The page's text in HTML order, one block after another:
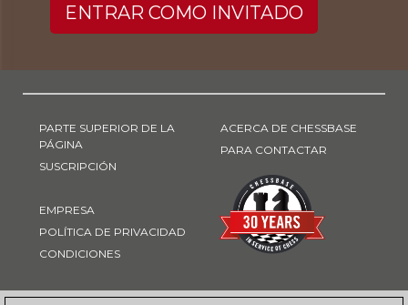
ENTRAR COMO INVITADO
PARTE SUPERIOR DE LA
PÁGINA
SUSCRIPCIÓN
EMPRESA
POLÍTICA DE PRIVACIDAD
CONDICIONES
ACERCA DE CHESSBASE
PARA CONTACTAR
FORMA DE PAGO